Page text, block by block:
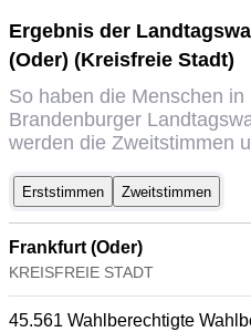
Ergebnis der
(Oder) (Kreisfreie Stadt)
So haben die Menschen
Brandenburger
werden die Zweitstimmen
Erststimmen Zweitstimmen
Frankfurt (Oder)
KREISFREIE STADT
45.561 Wahlberechtigte